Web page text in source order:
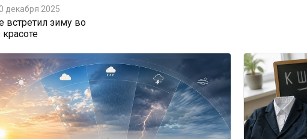
декабря 2025
зиму во